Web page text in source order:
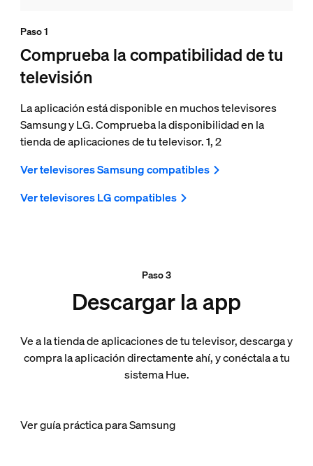
Paso 1
Comprueba la compatibilidad de tu
televisión
La aplicación está disponible en muchos televisores
Samsung y LG. Comprueba la disponibilidad en la
tienda de aplicaciones de tu televisor. 1, 2
Ver televisores Samsung compatibles
Ver televisores LG compatibles
Paso 3
Descargar la app
Ve a la tienda de aplicaciones de tu televisor, descarga y
compra la aplicación directamente ahí, y conéctala a tu
sistema Hue.
Ver guía práctica para Samsung